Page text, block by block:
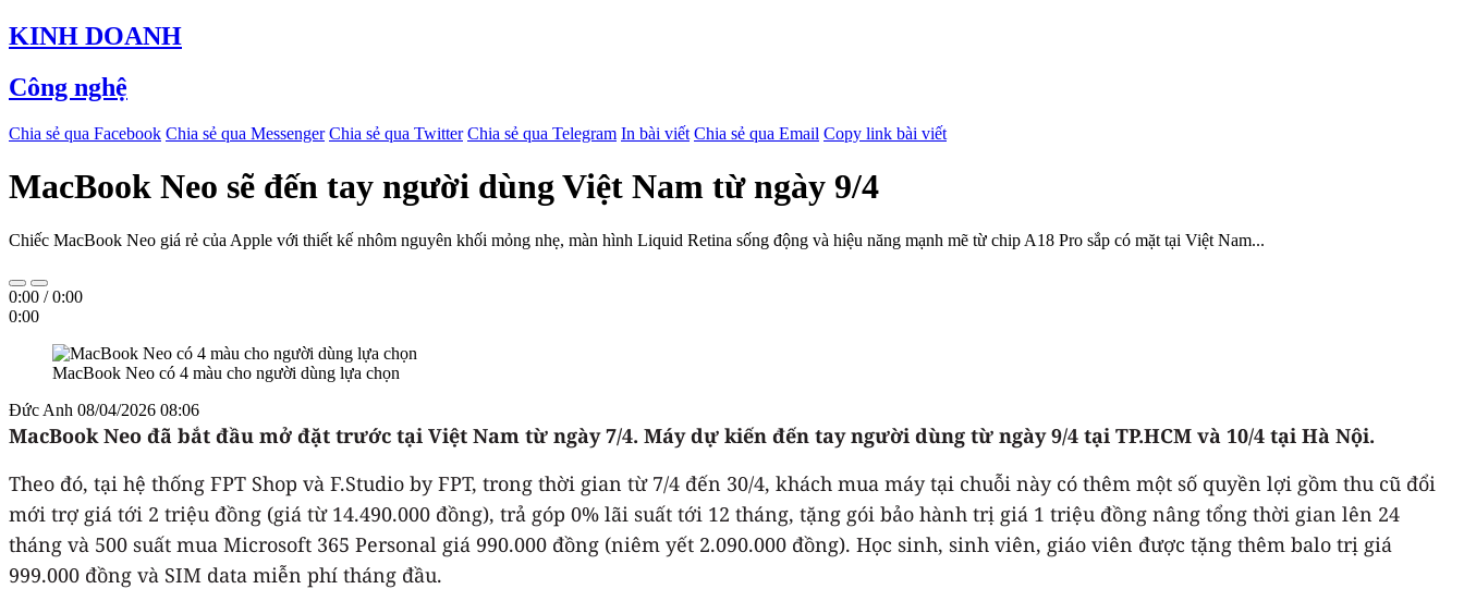
KINH DOANH
Công nghệ
Chia sẻ qua Facebook Chia sẻ qua Messenger Chia sẻ qua Twitter Chia sẻ qua Telegram In bài viết Chia sẻ qua Email Copy link bài viết
MacBook Neo sẽ đến tay người dùng Việt Nam từ ngày 9/4
Chiếc MacBook Neo giá rẻ của Apple với thiết kế nhôm nguyên khối mỏng nhẹ, màn hình Liquid Retina sống động và hiệu năng mạnh mẽ từ chip A18 Pro sắp có mặt tại Việt Nam...
0:00 /0:00
0:00
MacBook Neo có 4 màu cho người dùng lựa chọn
Đức Anh 08/04/2026 08:06
MacBook Neo đã bắt đầu mở đặt trước tại Việt Nam từ ngày 7/4. Máy dự kiến đến tay người dùng từ ngày 9/4 tại TP.HCM và 10/4 tại Hà Nội.
Theo đó, tại hệ thống FPT Shop và F.Studio by FPT, trong thời gian từ 7/4 đến 30/4, khách mua máy tại chuỗi này có thêm một số quyền lợi gồm thu cũ đổi
mới trợ giá tới 2 triệu đồng (giá từ 14.490.000 đồng), trả góp 0% lãi suất tới 12 tháng, tặng gói bảo hành trị giá 1 triệu đồng nâng tổng thời gian lên 24
tháng và 500 suất mua Microsoft 365 Personal giá 990.000 đồng (niêm yết 2.090.000 đồng). Học sinh, sinh viên, giáo viên được tặng thêm balo trị giá
999.000 đồng và SIM data miễn phí tháng đầu.